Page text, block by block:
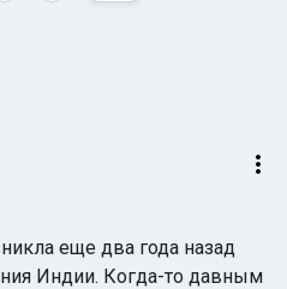
еще два года назад
Индии. Когда-то давным